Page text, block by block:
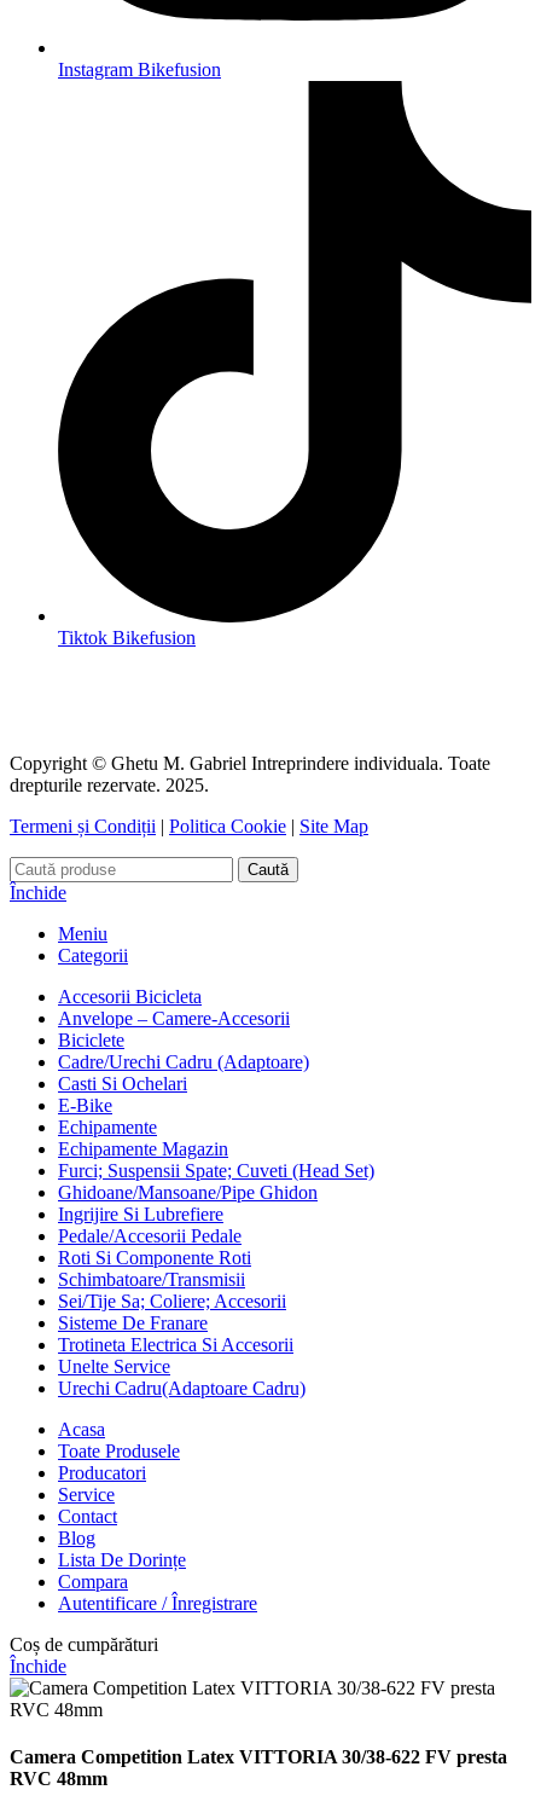
Instagram Bikefusion
Tiktok Bikefusion
Copyright © Ghetu M. Gabriel Intreprindere individuala. Toate
drepturile rezervate. 2025.
Termeni și Condiții | Politica Cookie | Site Map
Caută
Închide
Meniu
Categorii
Accesorii Bicicleta
Anvelope – Camere-Accesorii
Biciclete
Cadre/Urechi Cadru (Adaptoare)
Casti Si Ochelari
E-Bike
Echipamente
Echipamente Magazin
Furci; Suspensii Spate; Cuveti (Head Set)
Ghidoane/Mansoane/Pipe Ghidon
Ingrijire Si Lubrefiere
Pedale/Accesorii Pedale
Roti Si Componente Roti
Schimbatoare/Transmisii
Sei/Tije Sa; Coliere; Accesorii
Sisteme De Franare
Trotineta Electrica Si Accesorii
Unelte Service
Urechi Cadru(Adaptoare Cadru)
Acasa
Toate Produsele
Producatori
Service
Contact
Blog
Lista De Dorințe
Compara
Autentificare / Înregistrare
Coș de cumpărături
Închide
Camera Competition Latex VITTORIA 30/38-622 FV presta
RVC 48mm